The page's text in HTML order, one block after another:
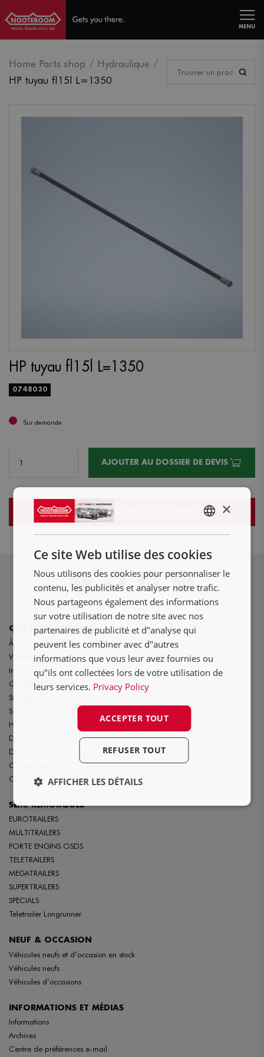
MENU
Home Parts shop
Hydraulique
HP tuyau fl15l L=1350
HP tuyau fl15l L=1350
0748030
Sur demande
AJOUTER AU DOSSIER DE DEVIS
CONNECTEZ-VOUS AVEC UN COMPTE
QUI SOMMES NOUS
À propos de Nooteboom
Valeurs
Innovation
Qualité et longévité
Stratégie
Segments de marché
Histoire
Direction
Direction
Organisation
Contact
SEMI-REMORQUES
EUROTRAILERS
MULTITRAILERS
PORTE ENGINS OSDS
TELETRAILERS
MEGATRAILERS
SUPERTRAILERS
SPECIALS
Teletrailer Longrunner
NEUF & OCCASION
Véhicules neufs et d’occasion en stock
Véhicules neufs
Véhicules d’occasions
INFORMATIONS ET MÉDIAS
Informations
Archives
Centre de préférences e-mail
×
Ce site Web utilise des cookies
Nous utilisons des cookies pour personnaliser le
contenu, les publicités et analyser notre trafic.
Nous partageons également des informations
sur votre utilisation de notre site avec nos
partenaires de publicité et d"analyse qui
peuvent les combiner avec d"autres
informations que vous leur avez fournies ou
qu"ils ont collectées lors de votre utilisation de
leurs services. Privacy Policy
ACCEPTER TOUT
REFUSER TOUT
AFFICHER LES DÉTAILS